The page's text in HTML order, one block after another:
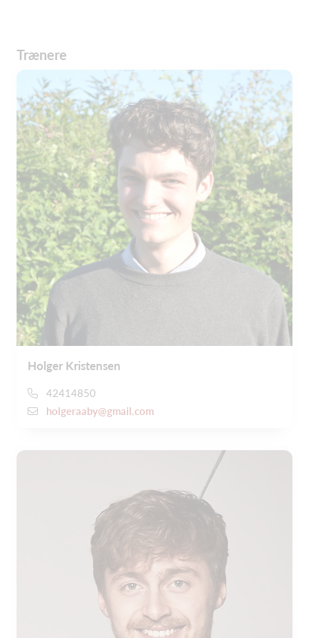
Trænere
Holger Kristensen
42414850
holgeraaby@gmail.com